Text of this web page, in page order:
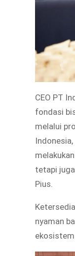
CEO PT
fondasi
melalui
tetapi
Pius.
nyaman